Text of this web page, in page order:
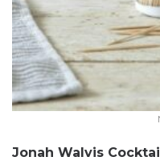
Jonah Walvis